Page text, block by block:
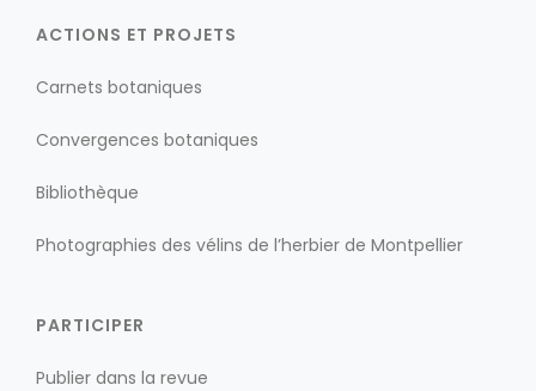
ACTIONS ET PROJETS
Carnets botaniques
Convergences botaniques
Bibliothèque
Photographies des vélins de l’herbier de Montpellier
PARTICIPER
Publier dans la revue